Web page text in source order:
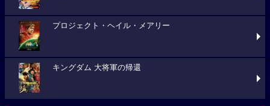
プロジェクト・ヘイル・メアリー
キングダム 大将軍の帰還